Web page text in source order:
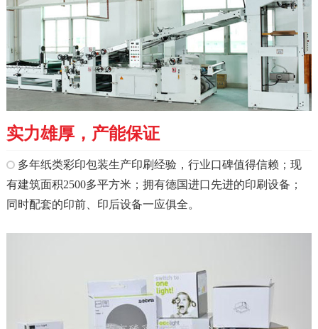
实力雄厚，产能保证
多年纸类彩印包装生产印刷经验，行业口碑值得信赖；现
有建筑面积2500多平方米；拥有德国进口先进的印刷设备；
同时配套的印前、印后设备一应俱全。